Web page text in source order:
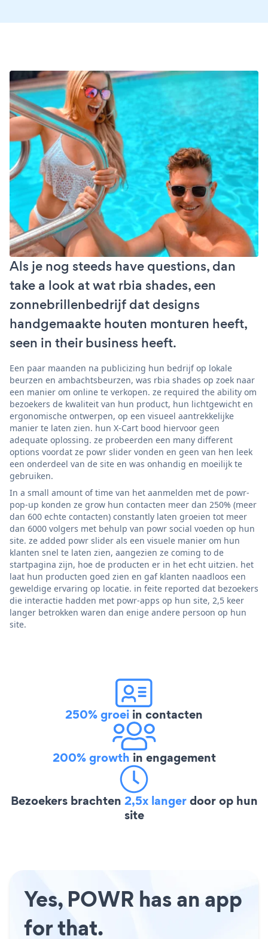
Als je nog steeds have questions, dan
take a look at wat rbia shades, een
zonnebrillenbedrijf dat designs
handgemaakte houten monturen heeft,
seen in their business heeft.
Een paar maanden na publicizing hun bedrijf op lokale
beurzen en ambachtsbeurzen, was rbia shades op zoek naar
een manier om online te verkopen. ze required the ability om
bezoekers de kwaliteit van hun product, hun lichtgewicht en
ergonomische ontwerpen, op een visueel aantrekkelijke
manier te laten zien. hun X-Cart bood hiervoor geen
adequate oplossing. ze probeerden een many different
options voordat ze powr slider vonden en geen van hen leek
een onderdeel van de site en was onhandig en moeilijk te
gebruiken.
In a small amount of time van het aanmelden met de powr-
pop-up konden ze grow hun contacten meer dan 250% (meer
dan 600 echte contacten) constantly laten groeien tot meer
dan 6000 volgers met behulp van powr social voeden op hun
site. ze added powr slider als een visuele manier om hun
klanten snel te laten zien, aangezien ze coming to de
startpagina zijn, hoe de producten er in het echt uitzien. het
laat hun producten goed zien en gaf klanten naadloos een
geweldige ervaring op locatie. in feite reported dat bezoekers
die interactie hadden met powr-apps op hun site, 2,5 keer
langer betrokken waren dan enige andere persoon op hun
site.
250% groei in contacten
200% growth in engagement
Bezoekers brachten 2,5x langerdoor op hun
site
Yes, POWR has an app
for that.